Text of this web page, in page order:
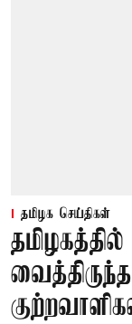
தமிழக செய்திகள்